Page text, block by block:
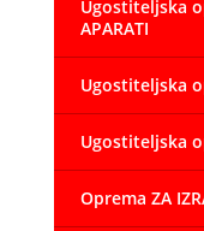
Ugostiteljska
APARATI
Ugostiteljska
Ugostiteljska
Oprema ZA